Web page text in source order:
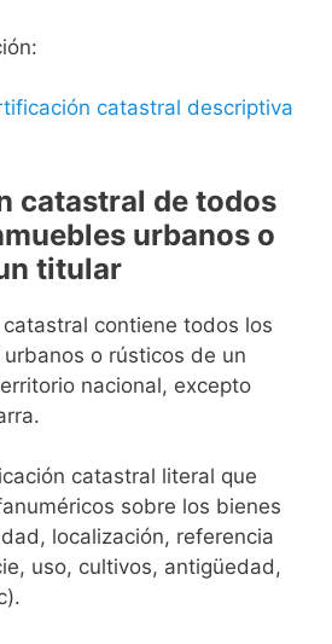
catastral descriptiva
catastral de todos
urbanos o
titular
contiene todos los
o rústicos de un
nacional, excepto
catastral literal que
sobre los bienes
localización, referencia
uso, cultivos, antigüedad,